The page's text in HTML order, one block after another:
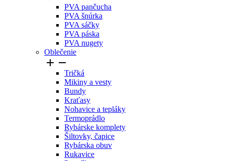
PVA pančucha
PVA šnúrka
PVA sáčky
PVA páska
PVA nugety
Oblečenie
 
Tričká
Mikiny a vesty
Bundy
Kraťasy
Nohavice a tepláky
Termoprádlo
Rybárske komplety
Šiltovky, čapice
Rybárska obuv
Rukavice